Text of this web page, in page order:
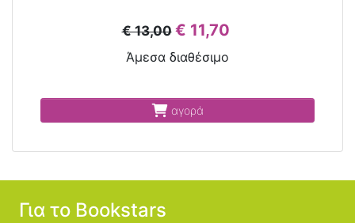
€ 13,00 € 11,70
Άμεσα διαθέσιμο
αγορά
Για το Bookstars